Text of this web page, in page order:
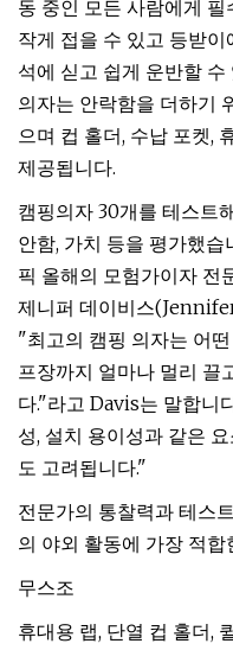
동 중인 모든 사람에게
작게 접을 수 있고 등받
석에 싣고 쉽게 운반할
의자는 안락함을 더하기
으며 컵 홀더, 수납 포켓,
제공됩니다.
캠핑의자 30개를 테스트
안함, 가치 등을 평가했
픽 올해의 모험가이자 전
제니퍼 데이비스
"최고의 캠핑 의자는 어
프장까지 얼마나 멀리 끌
다."라고 Davis는 말합니
성, 설치 용이성과 같은
도 고려됩니다."
전문가의 통찰력과 테스
의 야외 활동에 가장 적
무스조
휴대용 랩, 단열 컵 홀더,